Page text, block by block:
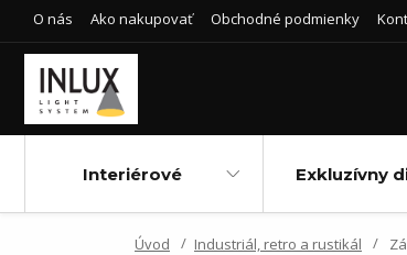
O nás Ako nakupovať Obchodné podmienky
Interiérové Exkluzívny
Úvod Industriál, retro a rustikál